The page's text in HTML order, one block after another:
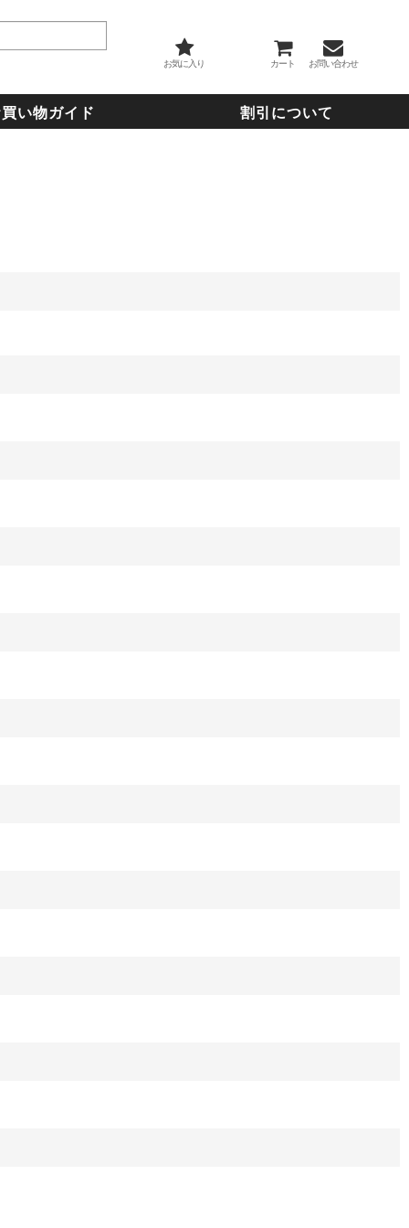
お気に入り カート お問い合わせ
い物ガイド 割引について